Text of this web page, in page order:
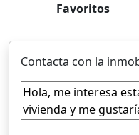
Favoritos
Contacta con la